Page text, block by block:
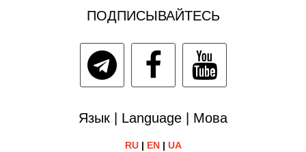
ПОДПИСЫВАЙТЕСЬ
Язык | Language | Мова
RU| EN| UA